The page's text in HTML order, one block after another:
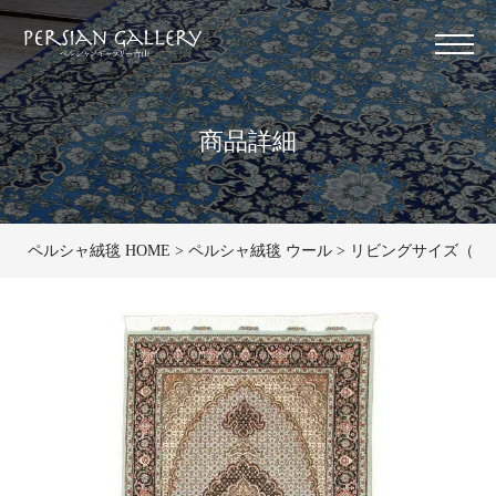
商品詳細
ペルシャ絨毯 HOME ペルシャ絨毯 ウール リビングサイズ（小